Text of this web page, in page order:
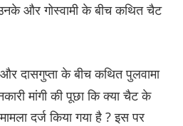
और गोस्वामी के बीच कथित चैट
दासगुप्ता के बीच कथित पुलवामा
मांगी की पूछा कि क्या चैट के
दर्ज किया गया है ? इस पर